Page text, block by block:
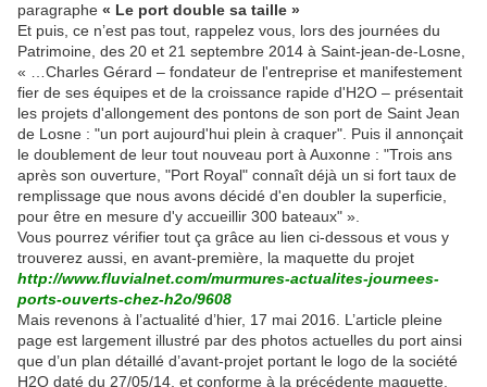
paragraphe « Le port double sa taille »
Et puis, ce n’est pas tout, rappelez vous, lors des journées du
Patrimoine, des 20 et 21 septembre 2014 à Saint-jean-de-Losne,
« …Charles Gérard – fondateur de l'entreprise et manifestement
fier de ses équipes et de la croissance rapide d'H2O – présentait
les projets d'allongement des pontons de son port de Saint Jean
de Losne : "un port aujourd'hui plein à craquer". Puis il annonçait
le doublement de leur tout nouveau port à Auxonne : "Trois ans
après son ouverture, "Port Royal" connaît déjà un si fort taux de
remplissage que nous avons décidé d'en doubler la superficie,
pour être en mesure d'y accueillir 300 bateaux" ».
Vous pourrez vérifier tout ça grâce au lien ci-dessous et vous y
trouverez aussi, en avant-première, la maquette du projet
http://www.fluvialnet.com/murmures-actualites-journees-
ports-ouverts-chez-h2o/9608
Mais revenons à l’actualité d’hier, 17 mai 2016. L’article pleine
page est largement illustré par des photos actuelles du port ainsi
que d’un plan détaillé d’avant-projet portant le logo de la société
H2O daté du 27/05/14, et conforme à la précédente maquette.